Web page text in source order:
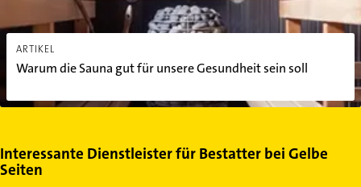
ARTIKEL
Warum die Sauna gut für unsere Gesundheit sein soll
Interessante Dienstleister für Bestatter bei Gelbe
Seiten